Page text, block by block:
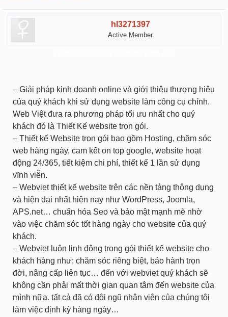
hl3271397
Active Member
– Giải pháp kinh doanh online và giới thiệu thương hiệu
của quý khách khi sử dụng website làm công cụ chính.
Web Việt đưa ra phương pháp tối ưu nhất cho quý
khách đó là Thiết Kế website trọn gói.
– Thiết kế Website trọn gói bao gồm Hosting, chăm sóc
web hàng ngày, cam kết on top google, website hoạt
động 24/365, tiết kiệm chi phí, thiết kế 1 lần sử dụng
vĩnh viễn.
– Webviet thiết kế website trên các nền tảng thông dụng
và hiện đại nhất hiện nay như WordPress, Joomla,
APS.net… chuẩn hóa Seo và bảo mật mạnh mẽ nhờ
vào việc chăm sóc tốt hàng ngày cho website của quý
khách.
– Webviet luôn linh động trong gói thiết kế website cho
khách hàng như: chăm sóc riêng biệt, bảo hành trọn
đời, nâng cấp liên tục… đến với webviet quý khách sẽ
không cần phải mất thời gian quan tâm đến website của
mình nữa. tất cả đã có đội ngũ nhân viên của chúng tôi
làm việc định kỳ hàng ngày…